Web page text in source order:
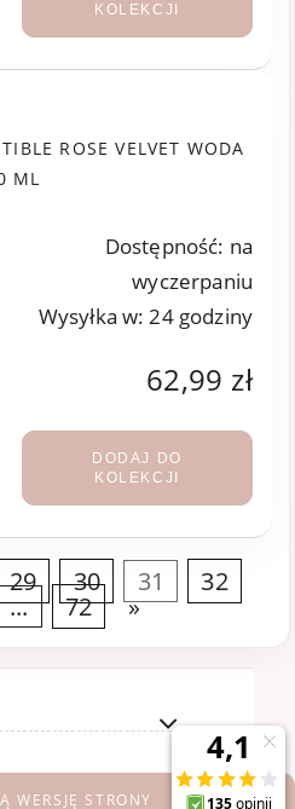
KOLEKCJI
ROSE VELVET WODA
ML
Dostępność: na
wyczerpaniu
Wysyłka w: 24 godziny
62,99 zł
DODAJ DO
KOLEKCJI
29 30 31 32
... 72 »
WERSJĘ STRONY